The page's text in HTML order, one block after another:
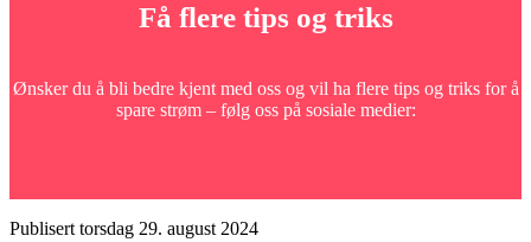
Få flere tips og triks
Ønsker du å bli bedre kjent med oss og vil ha flere tips og triks for å
spare strøm – følg oss på sosiale medier:
Publisert torsdag 29. august 2024